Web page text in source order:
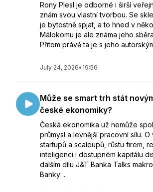
Rony Plesl je odborné i širší
znám svou vlastní tvorbou. Se
je bytostně spjat, a to hned v
Málokomu je ale známa jeho
Přitom právě ta je s jeho
July 24, 2026• 19:56
Může se smart trh stát
české ekonomiky?
Česká ekonomika už nemůže
průmysl a levnější pracovní sílu. O
startupů a scaleupů, růstu firem,
inteligenci i dostupném kapitálu
dalším dílu J&T Banka Talks
Banky ...